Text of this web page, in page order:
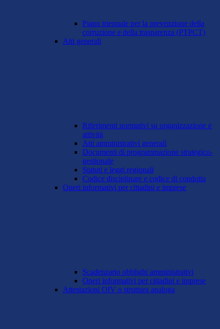
Piano triennale per la prevenzione della
corruzione e della trasparenza (PTPCT)
Atti generali
Riferimenti normativi su organizzazione e
attività
Atti amministrativi generali
Documenti di programmazione strategico-
gestionale
Statuti e leggi regionali
Codice disciplinare e codice di condotta
Oneri informativi per cittadini e imprese
Scadenzario obblighi amministrativi
Oneri informativi per cittadini e imprese
Attestazioni OIV o struttura analoga